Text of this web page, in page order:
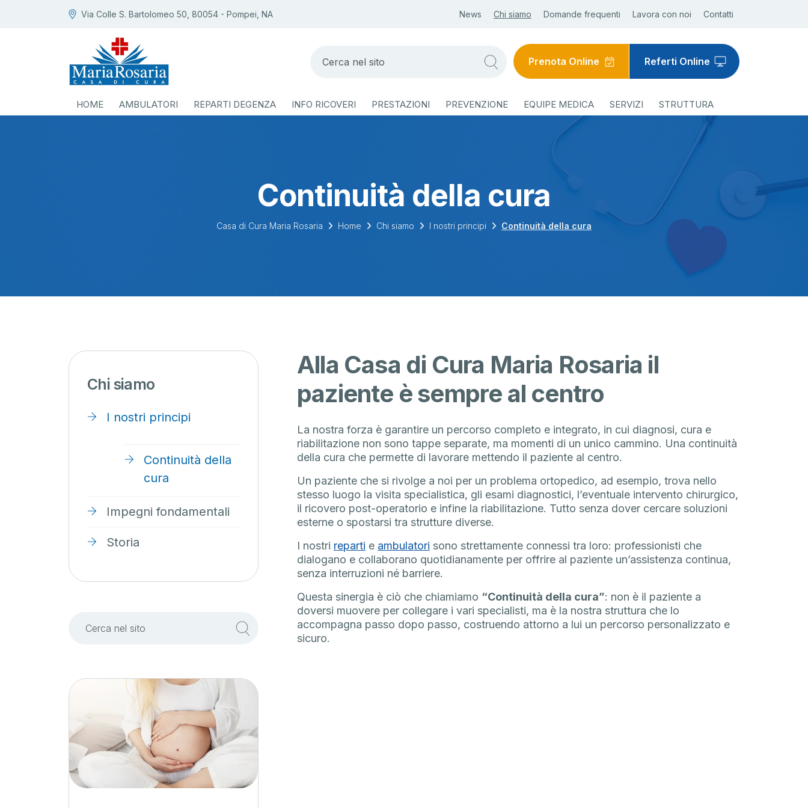
Via Colle S. Bartolomeo 50, 80054 - Pompei, NA News Chi siamo Domande frequenti Lavora con noi Contatti
Prenota Online Referti Online
HOME AMBULATORI REPARTI DEGENZA INFO RICOVERI PRESTAZIONI PREVENZIONE EQUIPE MEDICA SERVIZI STRUTTURA
Continuità della cura
Casa di Cura Maria Rosaria Home Chi siamo I nostri principi Continuità della cura
Alla Casa di Cura Maria Rosaria il
paziente è sempre al centro
La nostra forza è garantire un percorso completo e integrato, in cui diagnosi, cura e
riabilitazione non sono tappe separate, ma momenti di un unico cammino. Una continuità
della cura che permette di lavorare mettendo il paziente al centro.
Un paziente che si rivolge a noi per un problema ortopedico, ad esempio, trova nello
stesso luogo la visita specialistica, gli esami diagnostici, l’eventuale intervento chirurgico,
il ricovero post-operatorio e infine la riabilitazione. Tutto senza dover cercare soluzioni
esterne o spostarsi tra strutture diverse.
I nostri reparti e ambulatori sono strettamente connessi tra loro: professionisti che
dialogano e collaborano quotidianamente per offrire al paziente un’assistenza continua,
senza interruzioni né barriere.
Questa sinergia è ciò che chiamiamo “Continuità della cura”: non è il paziente a
doversi muovere per collegare i vari specialisti, ma è la nostra struttura che lo
accompagna passo dopo passo, costruendo attorno a lui un percorso personalizzato e
sicuro.
Chi siamo
I nostri principi
Continuità della
cura
Impegni fondamentali
Storia